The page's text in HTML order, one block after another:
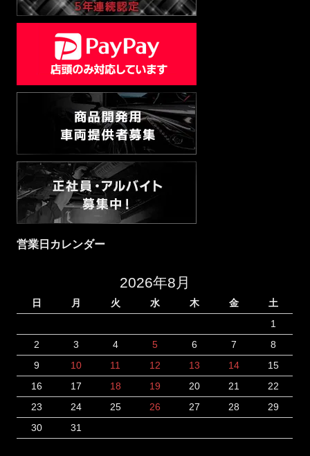
営業日カレンダー
2026年8月
日 月 火 水 木 金
土
1
2
3 4 5 6 7
8
9
10 11 12 13 14
15
16
17 18 19 20 21
22
23
24 25 26 27 28
29
30
31